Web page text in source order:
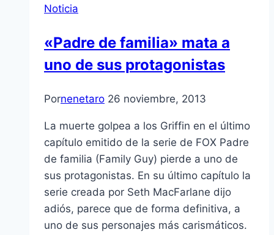
Noticia
«Padre de familia» mata a
uno de sus protagonistas
Pornenetaro 26 noviembre, 2013
La muerte golpea a los Griffin en el último
capítulo emitido de la serie de FOX Padre
de familia (Family Guy) pierde a uno de
sus protagonistas. En su último capítulo la
serie creada por Seth MacFarlane dijo
adiós, parece que de forma definitiva, a
uno de sus personajes más carismáticos.